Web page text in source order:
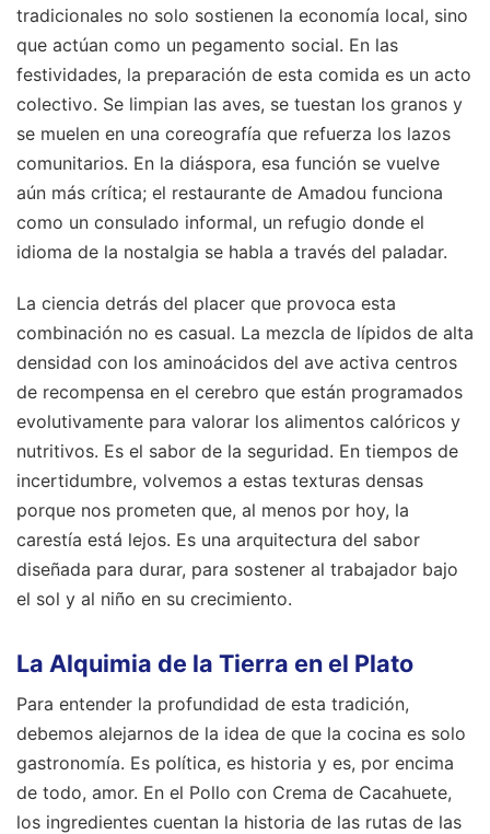
tradicionales no solo sostienen la economía local, sino
que actúan como un pegamento social. En las
festividades, la preparación de esta comida es un acto
colectivo. Se limpian las aves, se tuestan los granos y
se muelen en una coreografía que refuerza los lazos
comunitarios. En la diáspora, esa función se vuelve
aún más crítica; el restaurante de Amadou funciona
como un consulado informal, un refugio donde el
idioma de la nostalgia se habla a través del paladar.
La ciencia detrás del placer que provoca esta
combinación no es casual. La mezcla de lípidos de alta
densidad con los aminoácidos del ave activa centros
de recompensa en el cerebro que están programados
evolutivamente para valorar los alimentos calóricos y
nutritivos. Es el sabor de la seguridad. En tiempos de
incertidumbre, volvemos a estas texturas densas
porque nos prometen que, al menos por hoy, la
carestía está lejos. Es una arquitectura del sabor
diseñada para durar, para sostener al trabajador bajo
el sol y al niño en su crecimiento.
La Alquimia de la Tierra en el Plato
Para entender la profundidad de esta tradición,
debemos alejarnos de la idea de que la cocina es solo
gastronomía. Es política, es historia y es, por encima
de todo, amor. En el Pollo con Crema de Cacahuete,
los ingredientes cuentan la historia de las rutas de las